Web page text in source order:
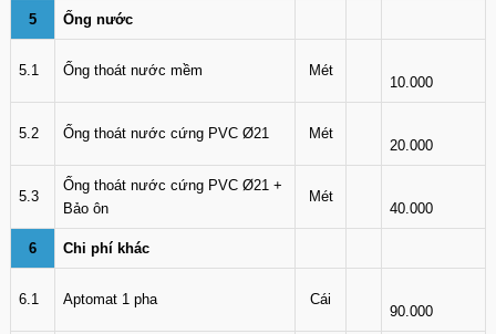
5 Ống nước
5.1 Ống thoát nước mềm Mét
10.000
5.2 Ống thoát nước cứng PVC Ø21 Mét
20.000
5.3
Ống thoát nước cứng PVC Ø21 +
Bảo ôn
Mét
40.000
6 Chi phí khác
6.1 Aptomat 1 pha Cái
90.000